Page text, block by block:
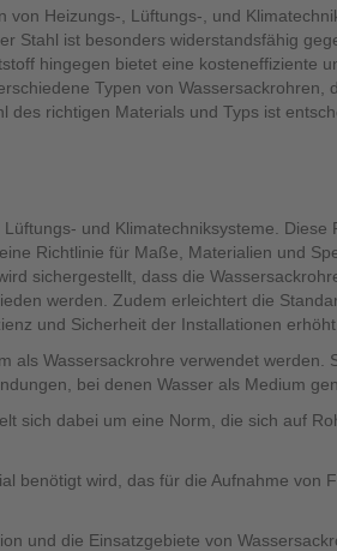
Heizungs-, Lüftungs-, und
Stahl ist besonders widerstandsfähig
hingegen bietet eine kosteneffiziente
Typen von Wassersackrohren,
richtigen Materials und Typs ist
und Klimatechniksysteme. Diese
Richtlinie für Maße, Materialien und
sichergestellt, dass die
werden. Zudem erleichtert die
und Sicherheit der Installationen erhöht.
als Wassersackrohre verwendet werden.
bei denen Wasser als Medium
sich dabei um eine Norm, die sich auf
benötigt wird, das für die Aufnahme von
und die Einsatzgebiete von